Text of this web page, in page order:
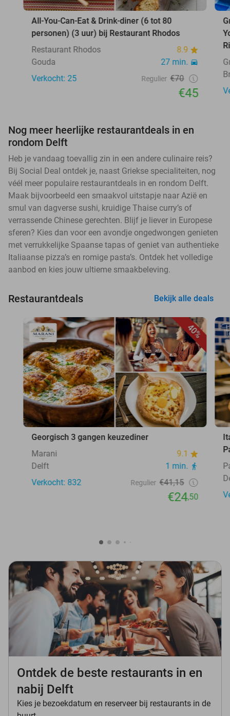
All-You-Can-Eat & Drink-diner (6 tot 80
personen) (3 uur) bij Restaurant Rhodos
Restaurant Rhodos
8.9
Gouda
27 min.
Verkocht: 25
Regulier €70
€45
Nog meer heerlijke restaurantdeals in en
rondom Delft
Heb je vandaag toevallig zin in een andere culinaire reis?
Bij Social Deal ontdek je, naast Griekse specialiteiten, nog
véél meer populaire restaurantdeals in en rondom Delft.
Maak bijvoorbeeld een smaakvol uitstapje naar Azië en
smul van dagverse sushi, kruidige Thaise curry’s of
verrassende Chinese gerechten. Blijf je liever in Europese
sferen? Kies dan voor een avondje ongedwongen genieten
met verrukkelijke Spaanse tapas of geniet van authentieke
Italiaanse pizza’s en romige pasta’s. Ontdek het volledige
aanbod en kies jouw ultieme smaakbeleving.
Restaurantdeals Bekijk alle deals
40%
Georgisch 3 gangen keuzediner
Marani
9.1
Delft
1 min.
Verkocht: 832
Regulier €41,15
€24,50
Ontdek de beste restaurants in en
nabij Delft
Kies je bezoekdatum en reserveer bij restaurants in de